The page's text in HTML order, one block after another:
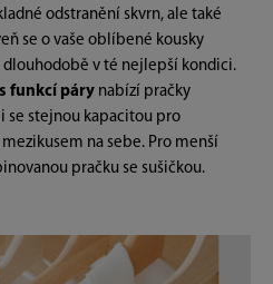
odstranění skvrn, ale také
se o vaše oblíbené kousky
dlouhodobě v té nejlepší kondici.
funkcí páry nabízí pračky
se stejnou kapacitou pro
na sebe. Pro menší
pračku se sušičkou.